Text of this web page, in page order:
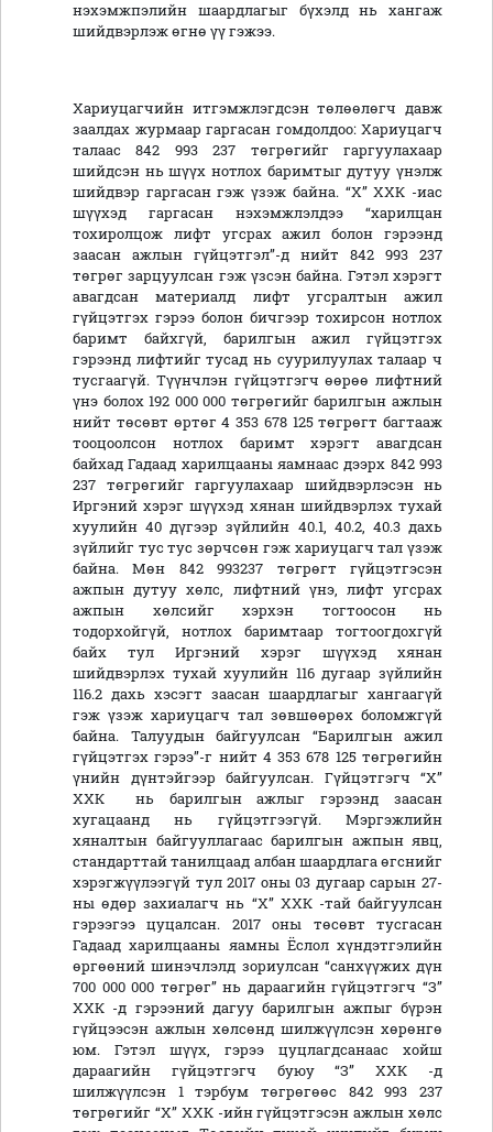
нэхэмжпэлийн шаардлагыг бүхэлд нь хангаж
шийдвэрлэж өгнө үү гэжээ.
Хариуцагчийн итгэмжлэгдсэн төлөөлөгч давж
заалдах журмаар гаргасан гомдолдоо: Хариуцагч
талаас 842 993 237 төгрөгийг гаргуулахаар
шийдсэн нь шүүх нотлох баримтыг дутуу үнэлж
шийдвэр гаргасан гэж үзэж байна. “Х” ХХК -иас
шүүхэд гаргасан нэхэмжлэлдээ “харилцан
тохиролцож лифт угсрах ажил болон гэрээнд
заасан ажлын гүйцэтгэл”-д нийт 842 993 237
төгрөг зарцуулсан гэж үзсэн байна. Гэтэл хэрэгт
авагдсан материалд лифт угсралтын ажил
гүйцэтгэх гэрээ болон бичгээр тохирсон нотлох
баримт байхгүй, барилгын ажил гүйцэтгэх
гэрээнд лифтийг тусад нь суурилуулах талаар ч
тусгаагүй. Түүнчлэн гүйцэтгэгч өөрөө лифтний
үнэ болох 192 000 000 төгрөгийг барилгын ажлын
нийт төсөвт өртөг 4 353 678 125 төгрөгт багтааж
тооцоолсон нотлох баримт хэрэгт авагдсан
байхад Гадаад харилцааны яамнаас дээрх 842 993
237 төгрөгийг гаргуулахаар шийдвэрлэсэн нь
Иргэний хэрэг шүүхэд хянан шийдвэрлэх тухай
хуулийн 40 дүгээр зүйлийн 40.1, 40.2, 40.3 дахь
зүйлийг тус тус зөрчсөн гэж хариуцагч тал үзэж
байна. Мөн 842 993237 төгрөгт гүйцэтгэсэн
ажпын дутуу хөлс, лифтний үнэ, лифт угсрах
ажпын хөлсийг хэрхэн тогтоосон нь
тодорхойгүй, нотлох баримтаар тогтоогдохгүй
байх тул Иргэний хэрэг шүүхэд хянан
шийдвэрлэх тухай хуулийн 116 дугаар зүйлийн
116.2 дахь хэсэгт заасан шаардлагыг хангаагүй
гэж үзэж хариуцагч тал зөвшөөрөх боломжгүй
байна. Талуудын байгуулсан “Барилгын ажил
гүйцэтгэх гэрээ”-г нийт 4 353 678 125 төгрөгийн
үнийн дүнтэйгээр байгуулсан. Гүйцэтгэгч “Х”
ХХК нь барилгын ажлыг гэрээнд заасан
хугацаанд нь гүйцэтгээгүй. Мэргэжлийн
хяналтын байгууллагаас барилгын ажпын явц,
стандарттай танилцаад албан шаардлага өгснийг
хэрэгжүүлээгүй тул 2017 оны 03 дугаар сарын 27-
ны өдөр захиалагч нь “Х” ХХК -тай байгуулсан
гэрээгээ цуцалсан. 2017 оны төсөвт тусгасан
Гадаад харилцааны яамны Ёслол хүндэтгэлийн
өргөөний шинэчлэлд зориулсан “санхүүжих дүн
700 000 000 төгрөг” нь дараагийн гүйцэтгэгч “З”
ХХК -д гэрээний дагуу барилгын ажпыг бүрэн
гүйцээсэн ажлын хөлсөнд шилжүүлсэн хөрөнгө
юм. Гэтэл шүүх, гэрээ цуцлагдсанаас хойш
дараагийн гүйцэтгэгч буюу “З” ХХК -д
шилжүүлсэн 1 тэрбум төгрөгөөс 842 993 237
төгрөгийг “Х” ХХК -ийн гүйцэтгэсэн ажлын хөлс